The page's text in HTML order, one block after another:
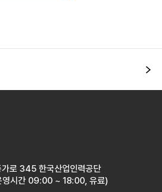
로 345 한국산업인력공단
영시간 09:00 ~ 18:00, 유료)